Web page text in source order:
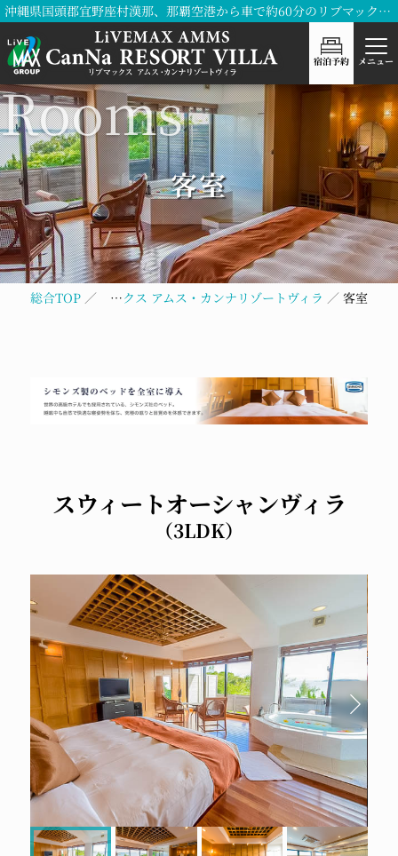
沖縄県国頭郡宜野座村漢那、那覇空港から車で約60分のリブマックス アムス・カンナリゾートヴィラ
宿泊予約 メニュー
客室
総合TOP リブマックス アムス・カンナリゾートヴィラ 客室
スウィートオーシャンヴィラ
（3LDK）